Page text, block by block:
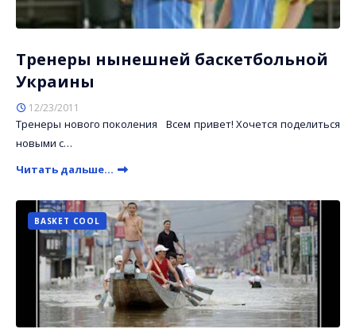
Тренеры нынешней баскетбольной
Украины
12/23/2011
Тренеры нового поколения Всем привет! Хочется поделиться
новыми с…
Читать дальше...
BASKET COOL